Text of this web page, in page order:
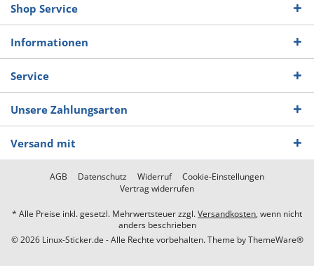
Shop Service
Informationen
Service
Unsere Zahlungsarten
Versand mit
AGB Datenschutz Widerruf
Cookie-Einstellungen
Vertrag widerrufen
* Alle Preise inkl. gesetzl. Mehrwertsteuer zzgl.Versandkosten, wenn nicht
anders beschrieben
© 2026 Linux-Sticker.de - Alle Rechte vorbehalten. Theme byThemeWare®